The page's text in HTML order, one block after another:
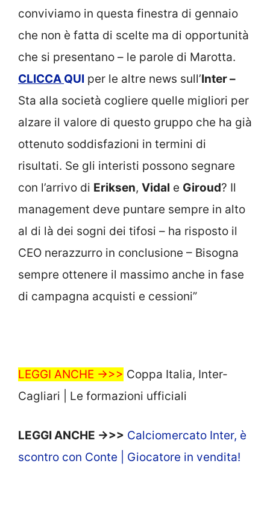
conviviamo in questa finestra di gennaio
che non è fatta di scelte ma di opportunità
che si presentano – le parole di Marotta.
CLICCA QUI per le altre news sull’Inter –
Sta alla società cogliere quelle migliori per
alzare il valore di questo gruppo che ha già
ottenuto soddisfazioni in termini di
risultati. Se gli interisti possono segnare
con l’arrivo di Eriksen, Vidal e Giroud? Il
management deve puntare sempre in alto
al di là dei sogni dei tifosi – ha risposto il
CEO nerazzurro in conclusione – Bisogna
sempre ottenere il massimo anche in fase
di campagna acquisti e cessioni”
LEGGI ANCHE ->>> Coppa Italia, Inter-
Cagliari | Le formazioni ufficiali
LEGGI ANCHE ->>> Calciomercato Inter, è
scontro con Conte | Giocatore in vendita!